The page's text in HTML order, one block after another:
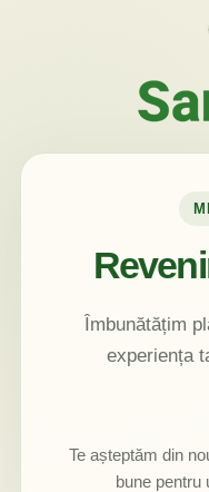
Îmbunătățim
experiența
Te așteptăm din
bune pentru